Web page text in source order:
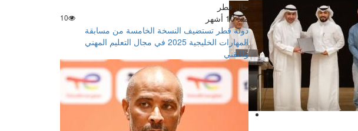
حال قطر
منذ 10 أشهر
10
دولة قطر تستضيف النسخة الخامسة من مسابقة
المهارات الخليجية 2025 في مجال التعليم المهني
والتقني